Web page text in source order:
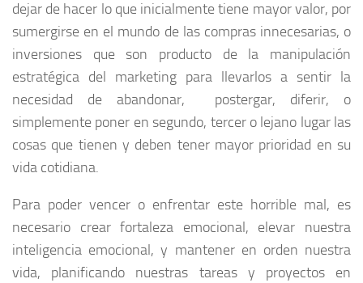
dejar de hacer lo que inicialmente tiene mayor valor, por
sumergirse en el mundo de las compras innecesarias, o
inversiones que son producto de la manipulación
estratégica del marketing para llevarlos a sentir la
necesidad de abandonar, postergar, diferir, o
simplemente poner en segundo, tercer o lejano lugar las
cosas que tienen y deben tener mayor prioridad en su
vida cotidiana.
Para poder vencer o enfrentar este horrible mal, es
necesario crear fortaleza emocional, elevar nuestra
inteligencia emocional, y mantener en orden nuestra
vida, planificando nuestras tareas y proyectos en